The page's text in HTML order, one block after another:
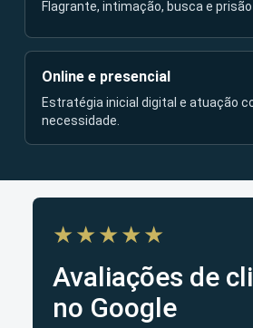
Flagrante, intimação, busca e prisão
Online e presencial
Estratégia inicial digital e atuação
necessidade.
★★★★★
Avaliações de
no Google